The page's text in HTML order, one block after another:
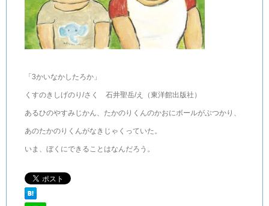
「3かいなかしたろか」
くすのきしげのり/さく 石井聖岳/え（東洋館出版社）
あるひのやすみじかん、たかのりくんのかおにボールがぶつかり、
あのたかのりくんがなきじゃくっていた。
いま、ぼくにできることはなんだろう。